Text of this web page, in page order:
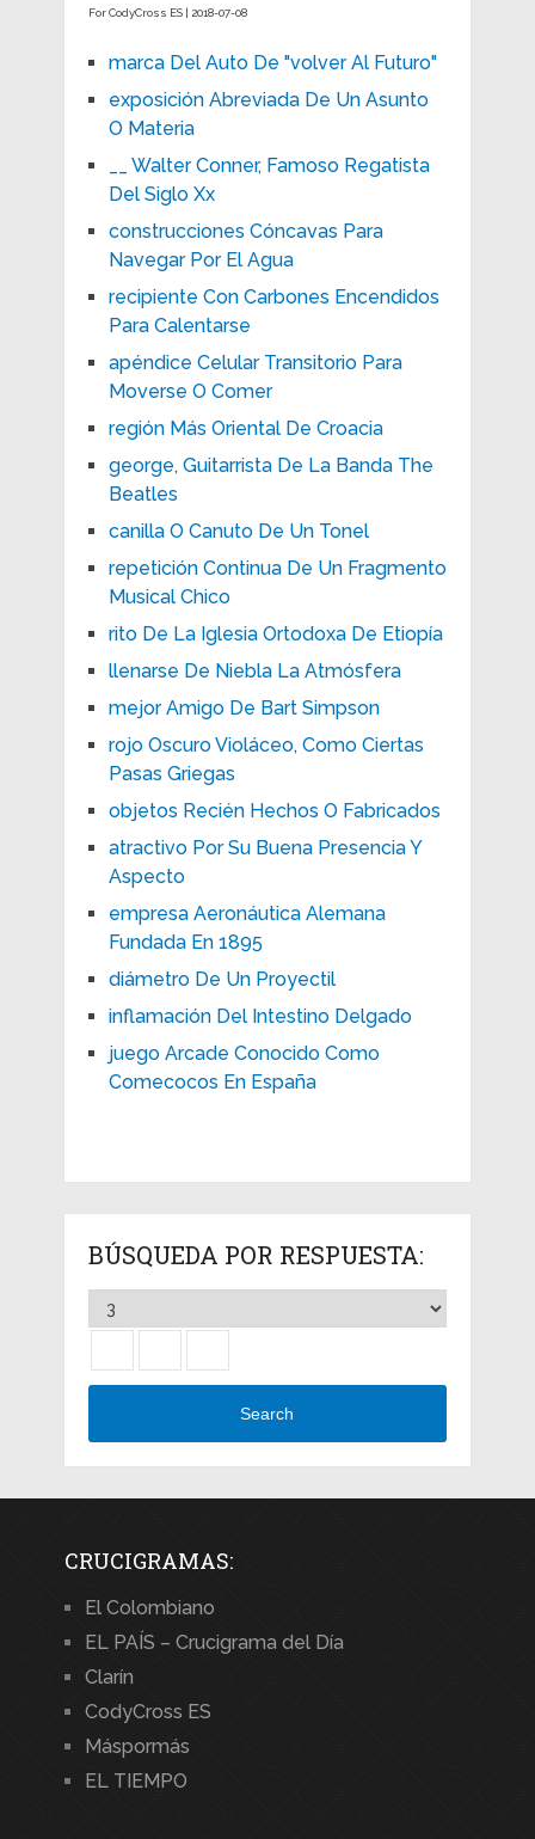
For CodyCross ES | 2018-07-08
marca Del Auto De "volver Al Futuro"
exposición Abreviada De Un Asunto
O Materia
__ Walter Conner, Famoso Regatista
Del Siglo Xx
construcciones Cóncavas Para
Navegar Por El Agua
recipiente Con Carbones Encendidos
Para Calentarse
apéndice Celular Transitorio Para
Moverse O Comer
región Más Oriental De Croacia
george, Guitarrista De La Banda The
Beatles
canilla O Canuto De Un Tonel
repetición Continua De Un Fragmento
Musical Chico
rito De La Iglesia Ortodoxa De Etiopía
llenarse De Niebla La Atmósfera
mejor Amigo De Bart Simpson
rojo Oscuro Violáceo, Como Ciertas
Pasas Griegas
objetos Recién Hechos O Fabricados
atractivo Por Su Buena Presencia Y
Aspecto
empresa Aeronáutica Alemana
Fundada En 1895
diámetro De Un Proyectil
inflamación Del Intestino Delgado
juego Arcade Conocido Como
Comecocos En España
BÚSQUEDA POR RESPUESTA:
Search
CRUCIGRAMAS:
El Colombiano
EL PAÍS – Crucigrama del Día
Clarín
CodyCross ES
Máspormás
EL TIEMPO